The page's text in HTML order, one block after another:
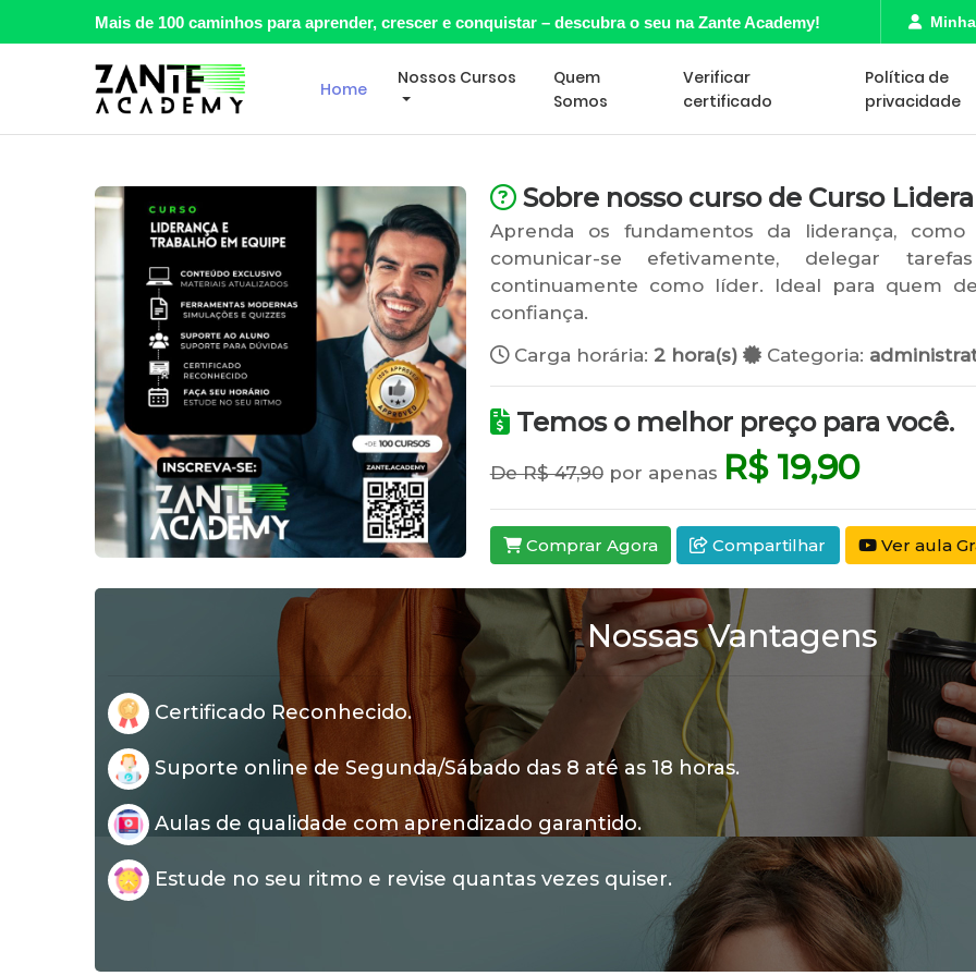
Mais de 100 caminhos para aprender, crescer e conquistar – descubra o seu na Zante Academy!
Home
Nossos Cursos
Quem
Somos
Verificar
certificado
Política de
privacidade
Sobre nosso curso de Curso
Aprenda os fundamentos da liderança,
comunicar-se efetivamente, delegar
continuamente como líder. Ideal para quem
confiança.
Carga horária: 2 hora(s) Categoria:
Temos o melhor preço para você.
De R$ 47,90 por apenas R$ 19,90
Comprar Agora Compartilhar Ver aula
Nossas Vantagens
Certificado Reconhecido.
Suporte online de Segunda/Sábado das 8 até as 18 horas.
Aulas de qualidade com aprendizado garantido.
Estude no seu ritmo e revise quantas vezes quiser.